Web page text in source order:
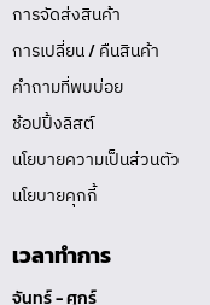
การจัดส่งสินค้า
การเปลี่ยน / คืนสินค้า
คำถามที่พบบ่อย
ช้อปปิ้งลิสต์
นโยบายความเป็นส่วนตัว
นโยบายคุกกี้
เวลาทำการ
จันทร์ - ศุกร์